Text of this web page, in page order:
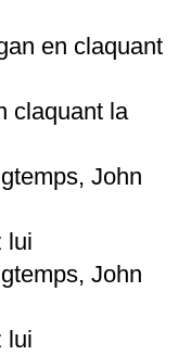
en claquant
claquant la
John
lui
John
lui